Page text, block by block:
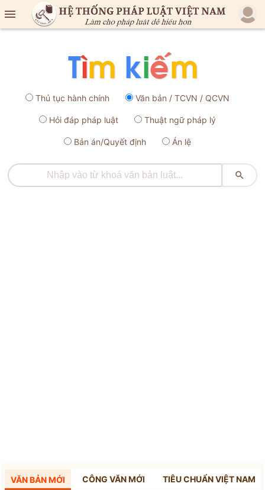

Thủ tục hành chính Văn bản / TCVN / QCVN
Hỏi đáp pháp luật Thuật ngữ pháp lý
Bản án/Quyết định Án lệ

VĂN BẢN MỚI CÔNG VĂN MỚI TIÊU CHUẨN VIỆT NAM